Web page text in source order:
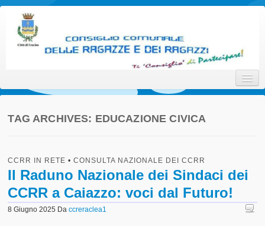
Consiglio Comunale delle
Ragazze e dei Ragazzi della
Città di Eraclea
Ti 'Consiglio' di Partecipare!
Promotori
Attori
Interlocutori
TAG ARCHIVES: EDUCAZIONE CIVICA
CCRR IN RETE •CONSULTA NAZIONALE DEI CCRR
Il Raduno Nazionale dei Sindaci dei
CCRR a Caiazzo: voci dal Futuro!
8 Giugno 2025 Daccreraclea1